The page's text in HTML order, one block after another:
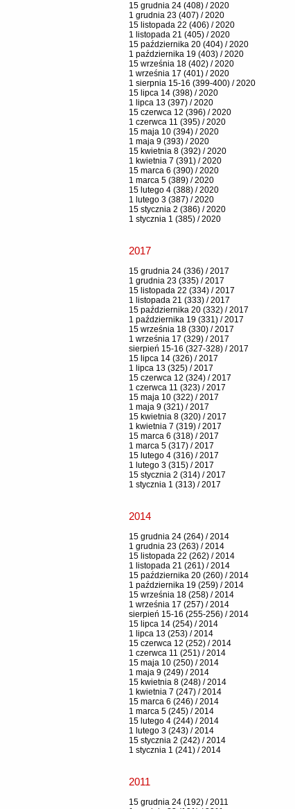
15 grudnia 24 (408) / 2020
1 grudnia 23 (407) / 2020
15 listopada 22 (406) / 2020
1 listopada 21 (405) / 2020
15 października 20 (404) / 2020
1 października 19 (403) / 2020
15 września 18 (402) / 2020
1 września 17 (401) / 2020
1 sierpnia 15-16 (399-400) / 2020
15 lipca 14 (398) / 2020
1 lipca 13 (397) / 2020
15 czerwca 12 (396) / 2020
1 czerwca 11 (395) / 2020
15 maja 10 (394) / 2020
1 maja 9 (393) / 2020
15 kwietnia 8 (392) / 2020
1 kwietnia 7 (391) / 2020
15 marca 6 (390) / 2020
1 marca 5 (389) / 2020
15 lutego 4 (388) / 2020
1 lutego 3 (387) / 2020
15 stycznia 2 (386) / 2020
1 stycznia 1 (385) / 2020
2017
15 grudnia 24 (336) / 2017
1 grudnia 23 (335) / 2017
15 listopada 22 (334) / 2017
1 listopada 21 (333) / 2017
15 października 20 (332) / 2017
1 października 19 (331) / 2017
15 września 18 (330) / 2017
1 września 17 (329) / 2017
sierpień 15-16 (327-328) / 2017
15 lipca 14 (326) / 2017
1 lipca 13 (325) / 2017
15 czerwca 12 (324) / 2017
1 czerwca 11 (323) / 2017
15 maja 10 (322) / 2017
1 maja 9 (321) / 2017
15 kwietnia 8 (320) / 2017
1 kwietnia 7 (319) / 2017
15 marca 6 (318) / 2017
1 marca 5 (317) / 2017
15 lutego 4 (316) / 2017
1 lutego 3 (315) / 2017
15 stycznia 2 (314) / 2017
1 stycznia 1 (313) / 2017
2014
15 grudnia 24 (264) / 2014
1 grudnia 23 (263) / 2014
15 listopada 22 (262) / 2014
1 listopada 21 (261) / 2014
15 października 20 (260) / 2014
1 października 19 (259) / 2014
15 września 18 (258) / 2014
1 września 17 (257) / 2014
sierpień 15-16 (255-256) / 2014
15 lipca 14 (254) / 2014
1 lipca 13 (253) / 2014
15 czerwca 12 (252) / 2014
1 czerwca 11 (251) / 2014
15 maja 10 (250) / 2014
1 maja 9 (249) / 2014
15 kwietnia 8 (248) / 2014
1 kwietnia 7 (247) / 2014
15 marca 6 (246) / 2014
1 marca 5 (245) / 2014
15 lutego 4 (244) / 2014
1 lutego 3 (243) / 2014
15 stycznia 2 (242) / 2014
1 stycznia 1 (241) / 2014
2011
15 grudnia 24 (192) / 2011